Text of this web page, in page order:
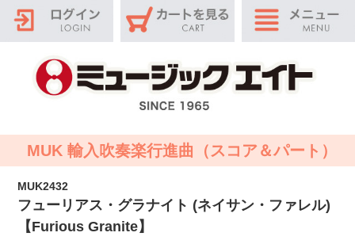
MUK 輸入吹奏楽行進曲（スコア＆パート）
MUK2432
フューリアス・グラナイト (ネイサン・ファレル)
【Furious Granite】